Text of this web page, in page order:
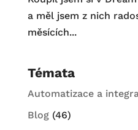
a měl jsem z nich
měsících...
Témata
Automatizace a
Blog(46)